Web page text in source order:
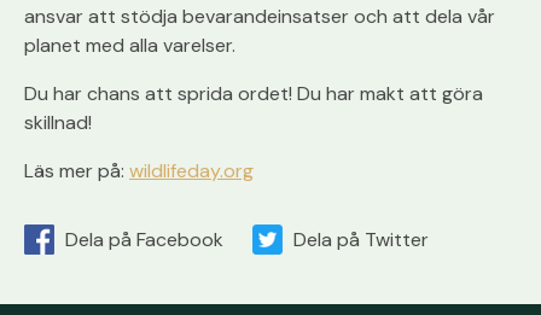
ansvar att stödja bevarandeinsatser och att dela vår
planet med alla varelser.
Du har chans att sprida ordet! Du har makt att göra
skillnad!
Läs mer på: wildlifeday.org
Dela på Facebook Dela på Twitter